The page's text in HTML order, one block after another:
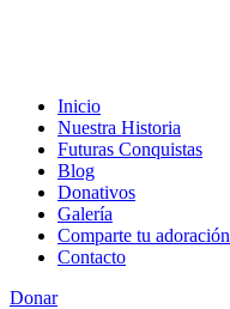
Inicio
Nuestra Historia
Futuras Conquistas
Blog
Donativos
Galería
Comparte tu adoración
Contacto
Donar